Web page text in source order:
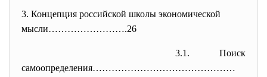
3. Концепция российской школы экономической
мысли…………………….26
3.1. Поиск
самоопределения………………………………………